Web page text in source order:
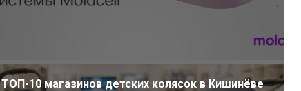
ТОП-10 магазинов детских колясок в Кишинёве